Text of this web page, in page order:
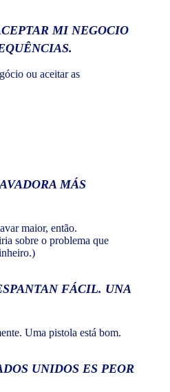
MI NEGOCIO
ou aceitar as
MÁS
maior, então.
sobre o problema que
FÁCIL. UNA
Uma pistola está bom.
UNIDOS ES PEOR